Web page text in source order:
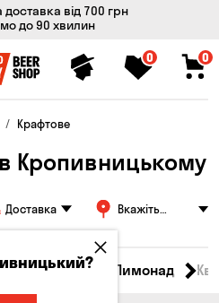
від 700 грн
до 90 хвилин
0 0
Крафтове
Кропивницькому
Доставка
Вкажіть
Сидр Вино Лимонад